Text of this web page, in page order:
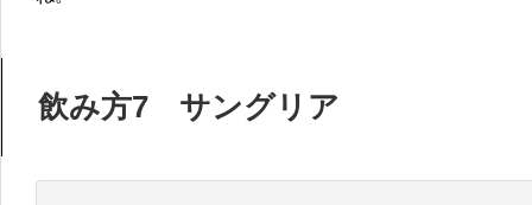
飲み方7 サングリア